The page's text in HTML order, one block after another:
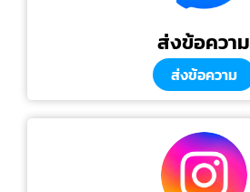
ส่งข้อความ
ส่งข้อความ